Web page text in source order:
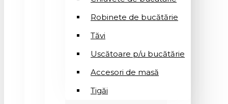
Robinete de bucătărie
Tăvi
Uscătoare p/u bucătărie
Accesori de masă
Tigăi